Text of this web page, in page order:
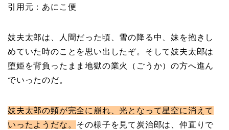
引用元：あにこ便
妓夫太郎は、人間だった頃、雪の降る中、妹を抱きし
めていた時のことを思い出したぞ。そして妓夫太郎は
堕姫を背負ったまま地獄の業火（ごうか）の方へ進ん
でいったのだ。
妓夫太郎の頸が完全に崩れ、光となって星空に消えて
いったようだな。 その様子を見て炭治郎は、仲直りで